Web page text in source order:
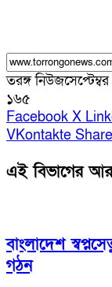
তরঙ্গ নিউজ
১৬৫
Facebook X
VKontakte
এই বিভাগের
বাংলাদেশ
গঠন